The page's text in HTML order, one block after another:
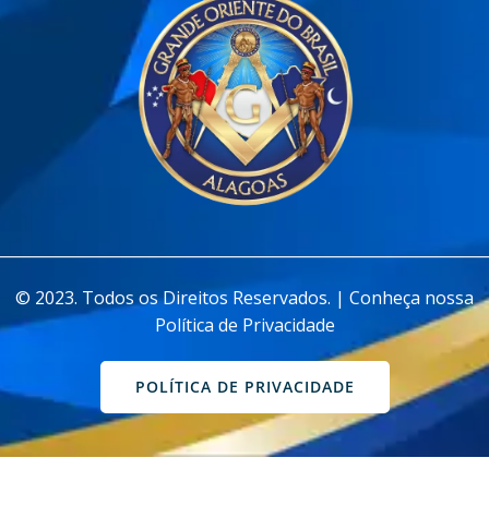
© 2023. Todos os Direitos Reservados. | Conheça nossa
Política de Privacidade
POLÍTICA DE PRIVACIDADE